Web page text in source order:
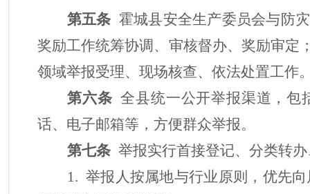
第五条 霍城县安全生产委员会与防
奖励工作统筹协调、审核督办、奖励审定
领域举报受理、现场核查、依法处置工作
第六条 全县统一公开举报渠道，包
话、电子邮箱等，方便群众举报。
第七条 举报实行首接登记、分类转
1. 举报人按属地与行业原则，优先